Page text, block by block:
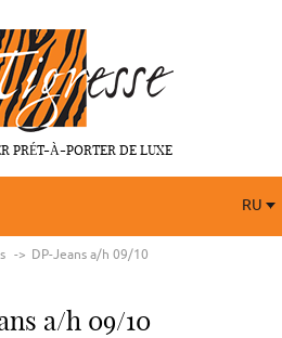
PRÉT-À-PORTER DE LUXE
RU
DP-Jeans a/h 09/10
a/h 09/10